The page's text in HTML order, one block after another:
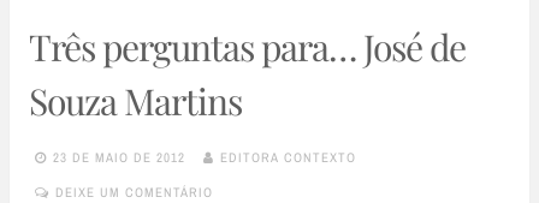
Três perguntas para… José de
Souza Martins
23 DE MAIO DE 2012 EDITORA CONTEXTO
DEIXE UM COMENTÁRIO